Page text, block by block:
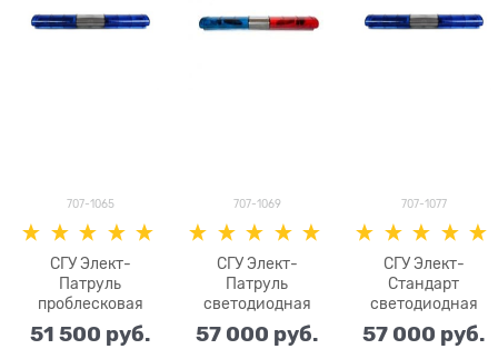
707-1065
СГУ Элект-
Патруль
проблесковая
51 500 руб.
707-1069
СГУ Элект-
Патруль
светодиодная
57 000 руб.
707-1077
СГУ Элект-
Стандарт
светодиодная
57 000 руб.